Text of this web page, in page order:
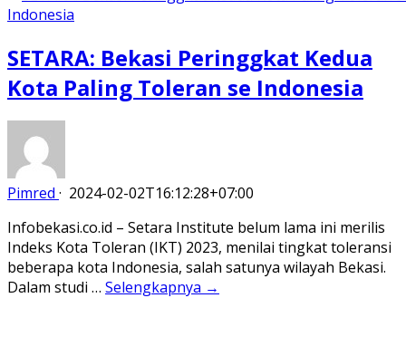
SETARA: Bekasi Peringgkat Kedua
Kota Paling Toleran se Indonesia
Pimred · 2024-02-02T16:12:28+07:00
Infobekasi.co.id – Setara Institute belum lama ini merilis
Indeks Kota Toleran (IKT) 2023, menilai tingkat toleransi
beberapa kota Indonesia, salah satunya wilayah Bekasi.
Dalam studi … Selengkapnya →